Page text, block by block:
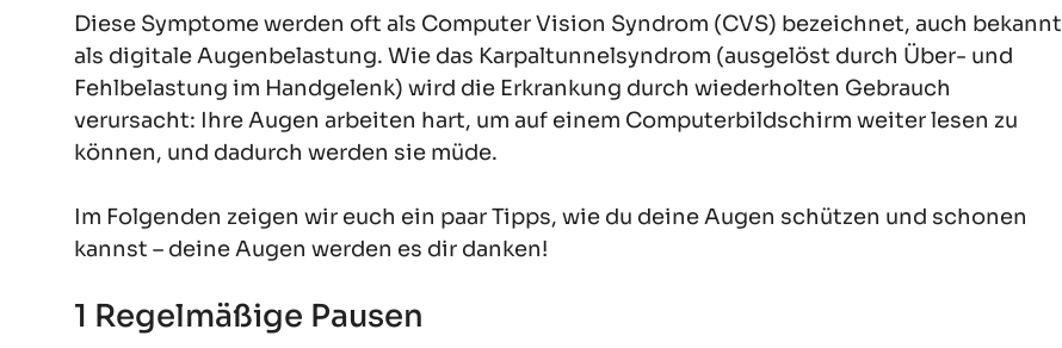
Diese Symptome werden oft als Computer Vision Syndrom (CVS) bezeichnet, auch bekannt
als digitale Augenbelastung. Wie das Karpaltunnelsyndrom (ausgelöst durch Über- und
Fehlbelastung im Handgelenk) wird die Erkrankung durch wiederholten Gebrauch
verursacht: Ihre Augen arbeiten hart, um auf einem Computerbildschirm weiter lesen zu
können, und dadurch werden sie müde.
Im Folgenden zeigen wir euch ein paar Tipps, wie du deine Augen schützen und schonen
kannst – deine Augen werden es dir danken!
1 Regelmäßige Pausen